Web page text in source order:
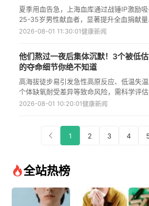
夏季用血告急，上海血库通过战锤IP激励吸
25-35岁男性献血者，显著提升全血捐献量
O型血库存。献血安全严格把关，覆盖健康
2026-08-01 11:30:01健康新闻
他们熬过一夜后集体沉默！3个被低估
的夺命细节你绝不知道
高海拔徒步易引发急性高原反应、低温失
个体缺氧耐受差异等致命风险，需科学评估
肺功能、规范药物预防并掌握应急处置方法
2026-08-01 10:20:01健康新闻
1 2 3 4
全站热榜